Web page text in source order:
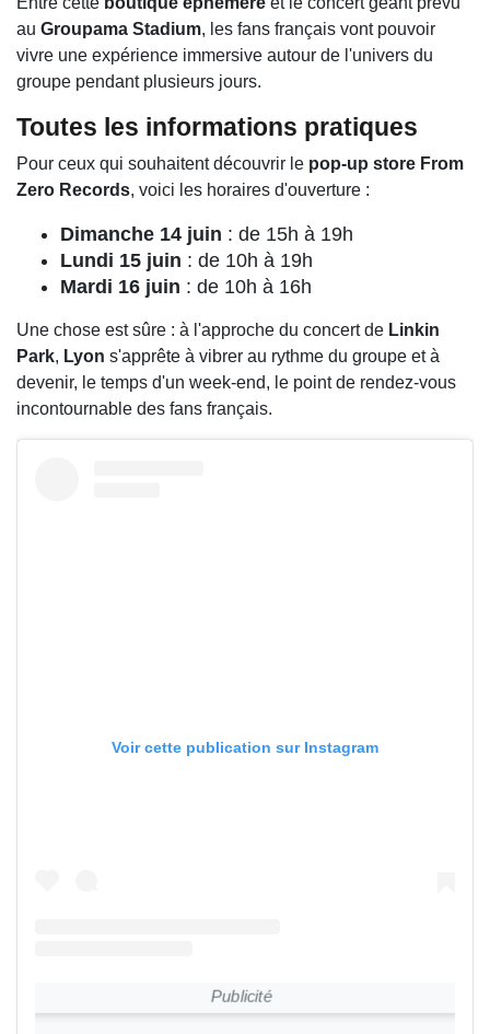
au Groupama Stadium, les fans français vont pouvoir
vivre une expérience immersive autour de l'univers du
groupe pendant plusieurs jours.
Toutes les informations pratiques
Pour ceux qui souhaitent découvrir le pop-up store From
Zero Records, voici les horaires d'ouverture :
Dimanche 14 juin : de 15h à 19h
Lundi 15 juin : de 10h à 19h
Mardi 16 juin : de 10h à 16h
Une chose est sûre : à l'approche du concert de Linkin
Park, Lyon s'apprête à vibrer au rythme du groupe et à
devenir, le temps d'un week-end, le point de rendez-vous
incontournable des fans français.
Voir cette publication sur Instagram
Publicité